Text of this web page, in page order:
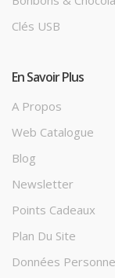
Clés USB
En Savoir Plus
A Propos
Web Catalogue
Blog
Newsletter
Points Cadeaux
Plan Du Site
Données